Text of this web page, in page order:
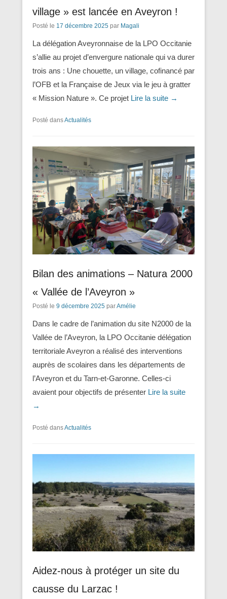
village » est lancée en Aveyron !
Posté le 17 décembre 2025 par Magali
La délégation Aveyronnaise de la LPO Occitanie
s’allie au projet d’envergure nationale qui va durer
trois ans : Une chouette, un village, cofinancé par
l’OFB et la Française de Jeux via le jeu à gratter
« Mission Nature ». Ce projet Lire la suite →
Posté dansActualités
Bilan des animations – Natura 2000
« Vallée de l’Aveyron »
Posté le 9 décembre 2025 parAmélie
Dans le cadre de l’animation du site N2000 de la
Vallée de l’Aveyron, la LPO Occitanie délégation
territoriale Aveyron a réalisé des interventions
auprès de scolaires dans les départements de
l’Aveyron et du Tarn-et-Garonne. Celles-ci
avaient pour objectifs de présenter Lire la suite
→
Posté dansActualités
Aidez-nous à protéger un site du
causse du Larzac !